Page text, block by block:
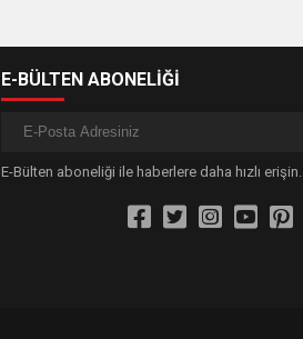
E-BÜLTEN ABONELİĞİ
E-Bülten aboneliği ile haberlere daha hızlı erişin.